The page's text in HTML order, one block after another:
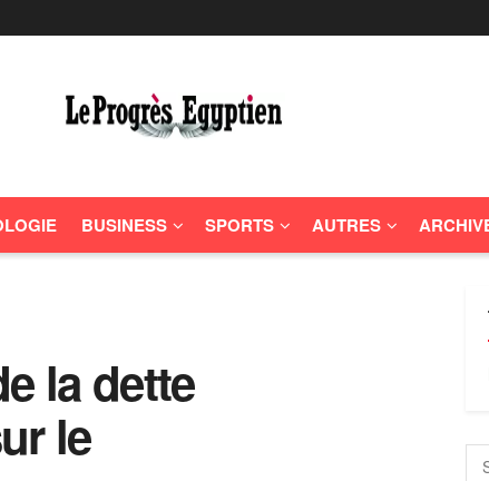
BUSINESS SPORTS AUTRES
la dette
le